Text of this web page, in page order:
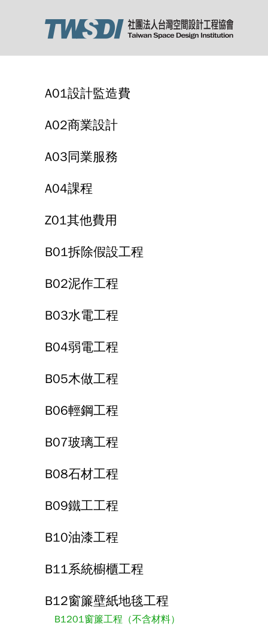
A01設計監造費
A02商業設計
A03同業服務
A04課程
Z01其他費用
B01拆除假設工程
B02泥作工程
B03水電工程
B04弱電工程
B05木做工程
B06輕鋼工程
B07玻璃工程
B08石材工程
B09鐵工工程
B10油漆工程
B11系統櫥櫃工程
B12窗簾壁紙地毯工程
B1201窗簾工程（不含材料）